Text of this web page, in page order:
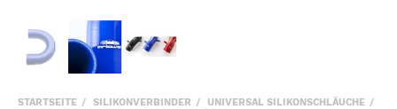
STARTSEITE SILIKONVERBINDER
UNIVERSAL SILIKONSCHLÄUCHE